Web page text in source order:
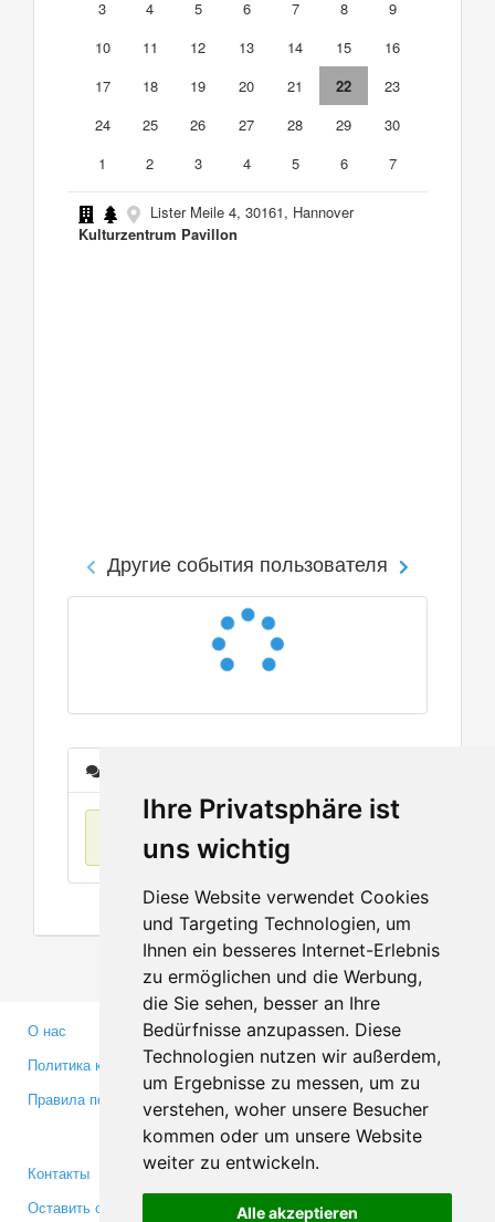
Ihre Privatsphäre ist
uns wichtig
Diese Website verwendet Cookies
und Targeting Technologien, um
Ihnen ein besseres Internet-Erlebnis
zu ermöglichen und die Werbung,
die Sie sehen, besser an Ihre
Bedürfnisse anzupassen. Diese
Technologien nutzen wir außerdem,
um Ergebnisse zu messen, um zu
verstehen, woher unsere Besucher
kommen oder um unsere Website
weiter zu entwickeln.
Alle akzeptieren
3
4 5 6 7 8
9
10
11 12 13 14 15
16
17
18 19 20 21 22
23
24
25 26 27 28 29
30
1
2 3 4 5 6 7
Lister Meile 4, 30161, Hannover
Kulturzentrum Pavillon
Другие события пользователя
О нас
Политика конфиденциальности
Правила пользования
Партнерам
Инвесторам
Медиа
Контакты
Оставить отзыв
Facebook
Twitter